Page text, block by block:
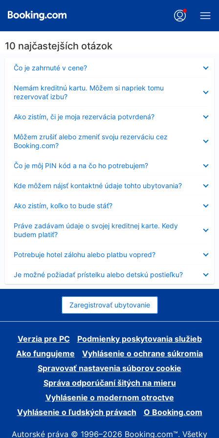
10 najčastejších otázok
Čo je zahrnuté v cene?
Nezobrazuje
sa
Nemám kreditnú kartu. Môžem si napriek tomu
rezervovať izbu?
sa
Ako zistím, či je moja rezervácia potvrdená?
sa
Môžem zrušiť alebo zmeniť svoju rezerváciu cez
Booking.com?
sa
Čo je môj PIN kód a na čo ho potrebujem?
Nezobrazuje
sa
Kde môžem nájsť kontaktné údaje tohto ubytovania?
sa
Ako zistím, koľko to bude stáť?
sa
Práve zadávam údaje o svojej kreditnej karte. Kedy
budem platiť?
sa
Potrebuje hotel zálohu alebo platbu vopred?
sa
Je možné požiadať prístelku alebo detskú postieľku?
sa
Zaregistrovať ubytovanie
Verzia pre PC
Podmienky poskytovania služieb
Ako fungujeme
Vyhlásenie o ochrane súkromia
Spravovať nastavenia súborov cookie
Správa odporúčaní šitých na mieru
Vyhlásenie o modernom otroctve
Vyhlásenie o ľudských právach
O Booking.com
Autorské práva © 1996–2026 Booking.com™. Všetky